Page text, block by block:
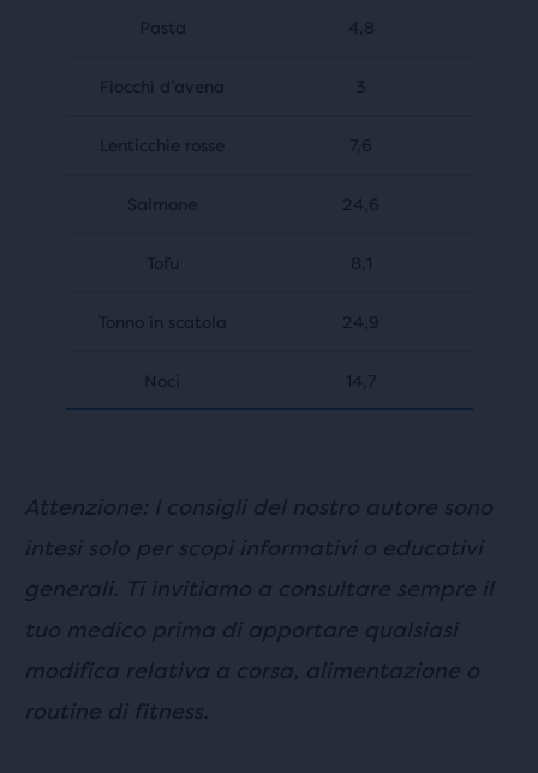
Pasta 4,8
Fiocchi d’avena 3
Lenticchie rosse 7,6
Salmone 24,6
Tofu 8,1
Tonno in scatola 24,9
Noci 14,7
Attenzione: I consigli del nostro autore sono
intesi solo per scopi informativi o educativi
generali. Ti invitiamo a consultare sempre il
tuo medico prima di apportare qualsiasi
modifica relativa a corsa, alimentazione o
routine di fitness.